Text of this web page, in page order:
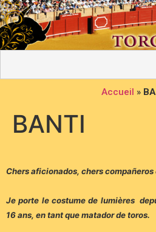
Accueil »
BANTI
Chers aficionados, chers
Je porte le costume de lumières
16 ans, en tant que matador de toros.